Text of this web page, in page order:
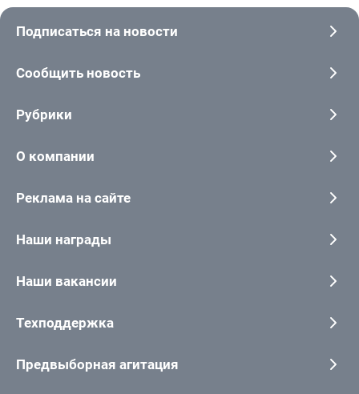
Подписаться на новости
Сообщить новость
Рубрики
О компании
Реклама на сайте
Наши награды
Наши вакансии
Техподдержка
Предвыборная агитация